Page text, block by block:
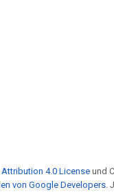
4.0 Licenseund
von Google Developers.